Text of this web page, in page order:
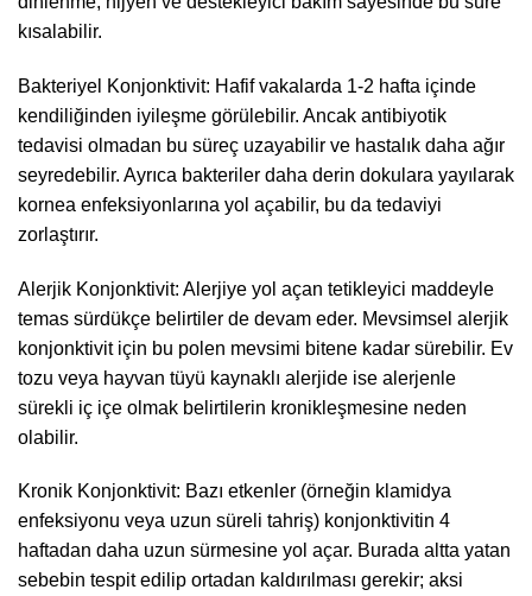
kısalabilir.
Bakteriyel Konjonktivit: Hafif vakalarda 1-2 hafta içinde
kendiliğinden iyileşme görülebilir. Ancak antibiyotik
tedavisi olmadan bu süreç uzayabilir ve hastalık daha ağır
seyredebilir. Ayrıca bakteriler daha derin dokulara yayılarak
kornea enfeksiyonlarına yol açabilir, bu da tedaviyi
zorlaştırır.
Alerjik Konjonktivit: Alerjiye yol açan tetikleyici maddeyle
temas sürdükçe belirtiler de devam eder. Mevsimsel alerjik
konjonktivit için bu polen mevsimi bitene kadar sürebilir. Ev
tozu veya hayvan tüyü kaynaklı alerjide ise alerjenle
sürekli iç içe olmak belirtilerin kronikleşmesine neden
olabilir.
Kronik Konjonktivit: Bazı etkenler (örneğin klamidya
enfeksiyonu veya uzun süreli tahriş) konjonktivitin 4
haftadan daha uzun sürmesine yol açar. Burada altta yatan
sebebin tespit edilip ortadan kaldırılması gerekir; aksi